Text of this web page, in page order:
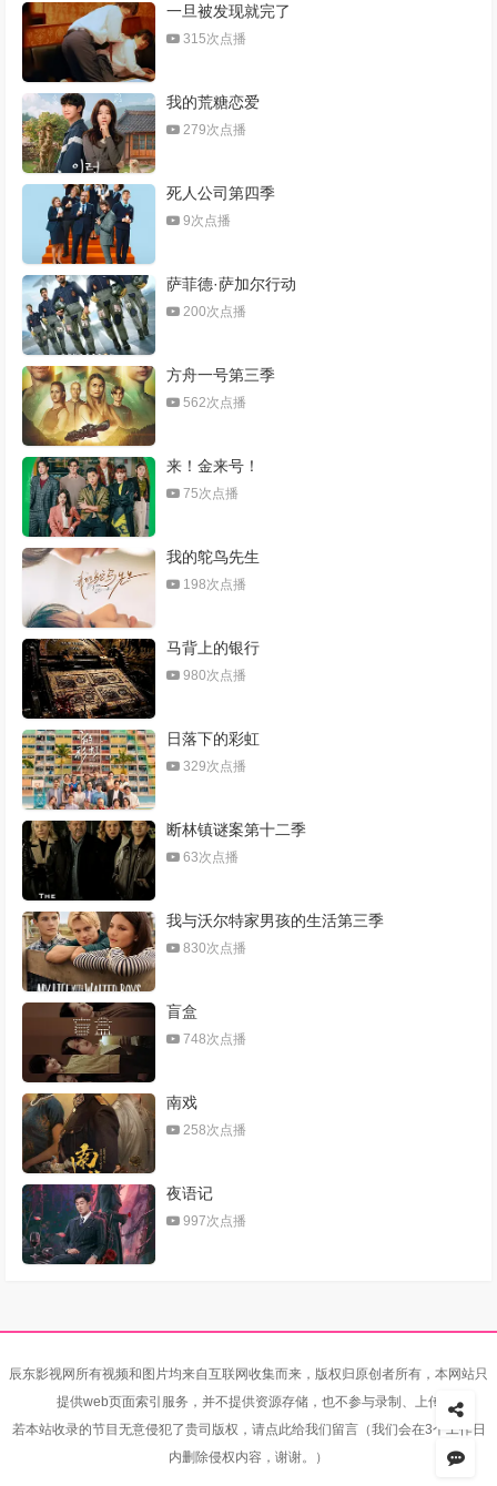
一旦被发现就完了
315次点播
我的荒糖恋爱
279次点播
死人公司第四季
9次点播
萨菲德·萨加尔行动
200次点播
方舟一号第三季
562次点播
来！金来号！
75次点播
我的鸵鸟先生
198次点播
马背上的银行
980次点播
日落下的彩虹
329次点播
断林镇谜案第十二季
63次点播
我与沃尔特家男孩的生活第三季
830次点播
盲盒
748次点播
南戏
258次点播
夜语记
997次点播
辰东影视网所有视频和图片均来自互联网收集而来，版权归原创者所有，本网站只
提供web页面索引服务，并不提供资源存储，也不参与录制、上传
若本站收录的节目无意侵犯了贵司版权，请点此给我们留言（我们会在3个工作日
内删除侵权内容，谢谢。）